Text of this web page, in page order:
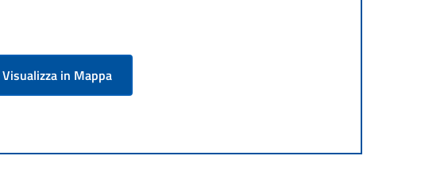
Visualizza in Mappa